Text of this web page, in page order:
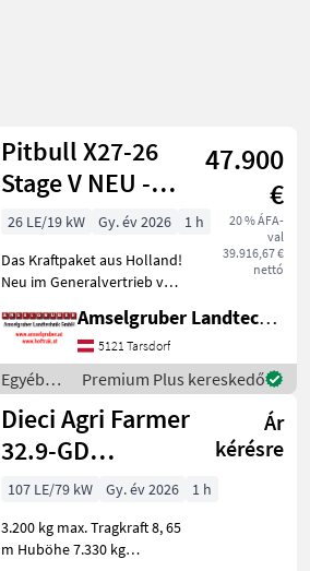
Pitbull X27-26
Stage V NEU -
Planetenachsen+Z-
Kinematik
47.900
€
20 % ÁFA-
val
39.916,67 €
nettó
26 LE/19 kW Gy. év 2026
1 h
Das Kraftpaket aus Holland!
Neu im Generalvertrieb von
Neben unseren bekannten
Fuchs Hofladern, und Cast
& Worky-Quad Miniladern
erweitert n
Amselgruber Landtechnik GmbH
5121 Tarsdorf
Egyéb
mezőgazdasági
erőgépek
/ Pitbull
Premium Plus kereskedő
Dieci Agri Farmer
32.9-GD
Teleskoplader
Ár
kérésre
107 LE/79 kW Gy. év 2026
1 h
3.200 kg max. Tragkraft 8, 65
m Huböhe 7.330 kg